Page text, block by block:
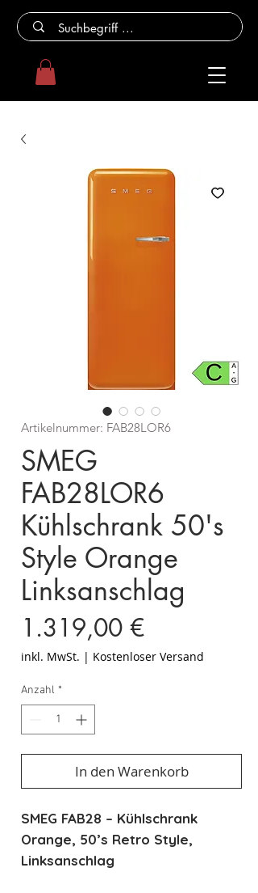
Artikelnummer: FAB28LOR6
SMEG
FAB28LOR6
Kühlschrank 50's
Style Orange
Linksanschlag
1.319,00 €Preis
inkl. MwSt. | Kostenloser Versand
Anzahl *
In den Warenkorb
SMEG FAB28 – Kühlschrank
Orange, 50’s Retro Style,
Linksanschlag